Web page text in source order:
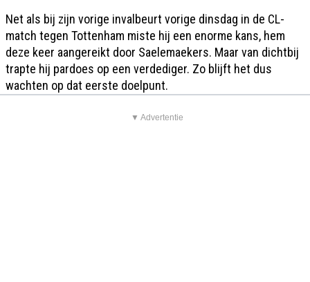
Net als bij zijn vorige invalbeurt vorige dinsdag in de CL-
match tegen Tottenham miste hij een enorme kans, hem
deze keer aangereikt door Saelemaekers. Maar van dichtbij
trapte hij pardoes op een verdediger. Zo blijft het dus
wachten op dat eerste doelpunt.
▼ Advertentie